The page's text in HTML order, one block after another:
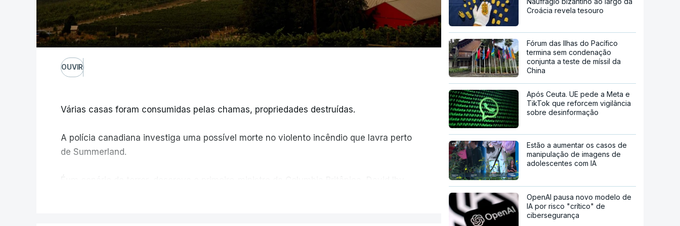
OUVIR
Várias casas foram consumidas pelas chamas, propriedades destruídas.
A polícia canadiana investiga uma possível morte no violento incêndio que lavra perto
de Summerland.
Croácia revela tesouro
Fórum das Ilhas do Pacífico
termina sem condenação
conjunta a teste de míssil da
China
Após Ceuta. UE pede a Meta e
TikTok que reforcem vigilância
sobre desinformação
Estão a aumentar os casos de
manipulação de imagens de
adolescentes com IA
OpenAI pausa novo modelo de
IA por risco "crítico" de
cibersegurança